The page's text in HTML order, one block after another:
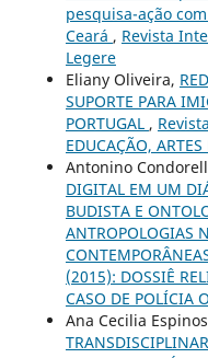
pesquisa-ação
Ceará , Revista
Legere
Eliany Oliveira,
SUPORTE PARA
PORTUGAL ,
EDUCAÇÃO,
Antonino
DIGITAL EM UM
BUDISTA E
ANTROPOLOGIAS
(2015): DOSSIÊ
CASO DE POLÍCIA
Ana Cecilia